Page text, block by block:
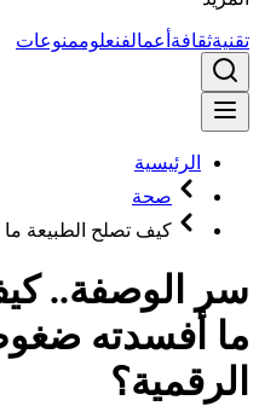
تقنيةثقافةأعمالفنعلوممنوعات
الرئيسية
صحة
كيف تصلح الطبيعة
سر الوصفة..
ما أفسدته
الرقمية؟